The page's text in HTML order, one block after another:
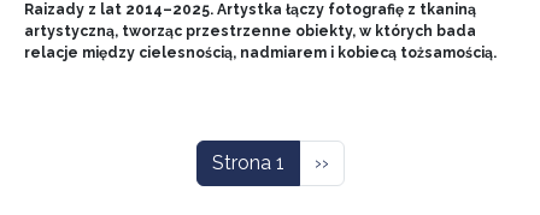
Raizady z lat 2014–2025. Artystka łączy fotografię z tkaniną
artystyczną, tworząc przestrzenne obiekty, w których bada
relacje między cielesnością, nadmiarem i kobiecą tożsamością.
Strona 1 Następna strona
››